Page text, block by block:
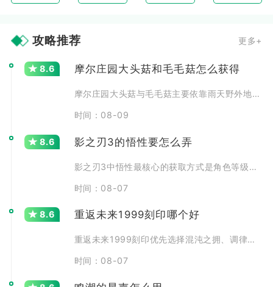
攻略推荐 更多+
8.6 摩尔庄园大头菇和毛毛菇怎么获得
摩尔庄园大头菇与毛毛菇主要依靠雨天野外地图采集获取，大头
时间：08-09
8.6 影之刃3的悟性要怎么弄
影之刃3中悟性最核心的获取方式是角色等级提升，每提升一级
时间：08-07
8.6 重返未来1999刻印哪个好
重返未来1999刻印优先选择混沌之拥、调律零、逆位之裁三
时间：08-07